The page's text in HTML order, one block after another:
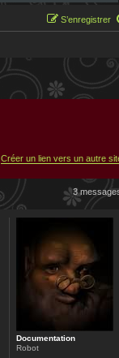
S’enregistrer
Créer un lien vers un autre
3
Documentation
Robot